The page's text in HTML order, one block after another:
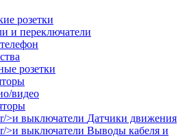
розетки
и переключатели
розетки
видео
Датчики движения
Выводы кабеля и